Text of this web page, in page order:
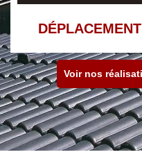
Voir nos